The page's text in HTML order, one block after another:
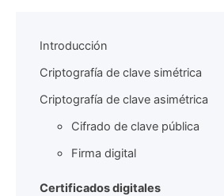
Introducción
Criptografía de clave simétrica
Criptografía de clave asimétrica
Cifrado de clave pública
Firma digital
Certificados digitales